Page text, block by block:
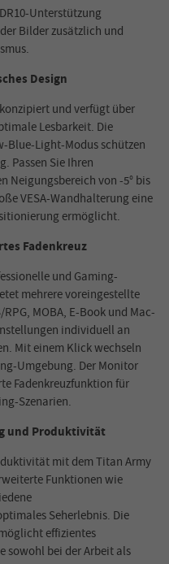
Unterstützung
Bilder zusätzlich und
Design
und verfügt über
Lesbarkeit. Die
Blue-Light-Modus schützen
Passen Sie Ihren
Neigungsbereich von -5° bis
VESA-Wandhalterung eine
ermöglicht.
Fadenkreuz
und Gaming-
mehrere voreingestellte
MOBA, E-Book und Mac-
individuell an
Mit einem Klick wechseln
Umgebung. Der Monitor
Fadenkreuzfunktion für
Szenarien.
und Produktivität
mit dem Titan Army
Funktionen wie
Seherlebnis. Die
effizientes
sowohl bei der Arbeit als